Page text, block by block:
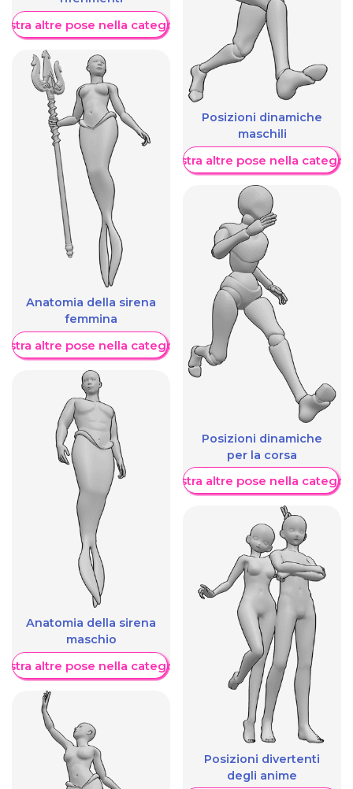
altre pose nella categoria
Anatomia della sirena
femmina
altre pose nella categoria
Anatomia della sirena
maschio
altre pose nella categoria
Posizioni dinamiche
maschili
Mostra altre pose nella
Posizioni dinamiche
per la corsa
Mostra altre pose nella
Posizioni divertenti
degli anime